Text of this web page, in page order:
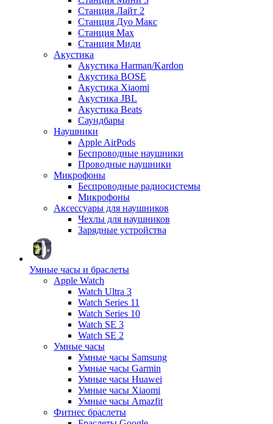
Станция Лайт 2
Станция Дуо Макс
Станция Max
Станция Миди
Акустика
Акустика Harman/Kardon
Акустика BOSE
Акустика Xiaomi
Акустика JBL
Акустика Beats
Саундбары
Наушники
Apple AirPods
Беспроводные наушники
Проводные наушники
Микрофоны
Беспроводные радиосистемы
Микрофоны
Аксессуары для наушников
Чехлы для наушников
Зарядные устройства
Умные часы и браслеты
Apple Watch
Watch Ultra 3
Watch Series 11
Watch Series 10
Watch SE 3
Watch SE 2
Умные часы
Умные часы Samsung
Умные часы Garmin
Умные часы Huawei
Умные часы Xiaomi
Умные часы Amazfit
Фитнес браслеты